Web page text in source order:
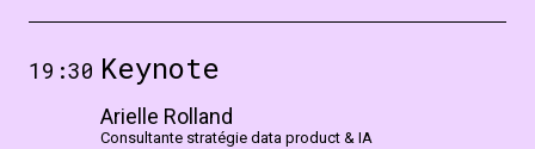
19:30 Keynote
Arielle Rolland
Consultante stratégie data product & IA